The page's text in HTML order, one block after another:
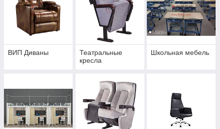
ВИП Диваны
Театральные
кресла
Школьная мебель